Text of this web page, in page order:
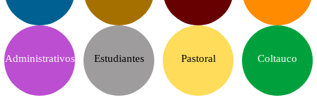
Administrativos Estudiantes Pastoral Coltauco